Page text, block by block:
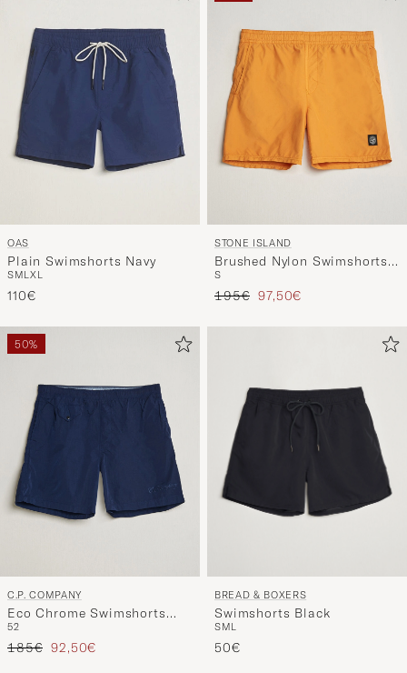
OAS
Plain Swimshorts Navy
SMLXL
110€
STONE ISLAND
Brushed Nylon Swimshorts
Tangerine
S
Regulärer Preis
195€ Reduzierter Preis
97,50€
50%
C.P. COMPANY
Eco Chrome Swimshorts
Blue
52
Regulärer Preis
185€ Reduzierter Preis
92,50€
BREAD & BOXERS
Swimshorts Black
SML
50€